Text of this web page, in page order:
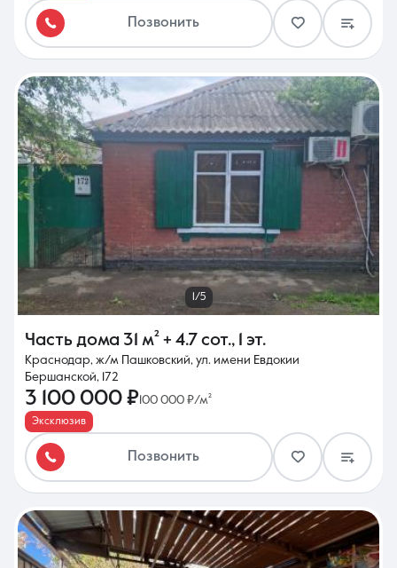
Позвонить
1/5
Часть дома 31 м² + 4.7 сот., 1 эт.
Краснодар, ж/м Пашковский, ул. имени Евдокии
Бершанской, 172
3 100 000 ₽100 000 ₽/м²
Эксклюзив
Позвонить